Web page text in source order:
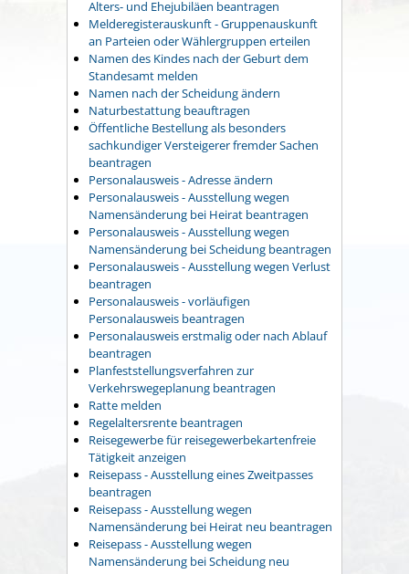
Alters- und Ehejubiläen beantragen
Melderegisterauskunft - Gruppenauskunft
an Parteien oder Wählergruppen erteilen
Namen des Kindes nach der Geburt dem
Standesamt melden
Namen nach der Scheidung ändern
Naturbestattung beauftragen
Öffentliche Bestellung als besonders
sachkundiger Versteigerer fremder Sachen
beantragen
Personalausweis - Adresse ändern
Personalausweis - Ausstellung wegen
Namensänderung bei Heirat beantragen
Personalausweis - Ausstellung wegen
Namensänderung bei Scheidung beantragen
Personalausweis - Ausstellung wegen Verlust
beantragen
Personalausweis - vorläufigen
Personalausweis beantragen
Personalausweis erstmalig oder nach Ablauf
beantragen
Planfeststellungsverfahren zur
Verkehrswegeplanung beantragen
Ratte melden
Regelaltersrente beantragen
Reisegewerbe für reisegewerbekartenfreie
Tätigkeit anzeigen
Reisepass - Ausstellung eines Zweitpasses
beantragen
Reisepass - Ausstellung wegen
Namensänderung bei Heirat neu beantragen
Reisepass - Ausstellung wegen
Namensänderung bei Scheidung neu